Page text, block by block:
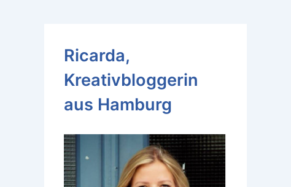
Ricarda,
Kreativbloggerin
aus Hamburg